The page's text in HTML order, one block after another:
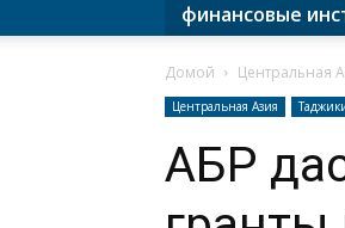
финансовые
Домой Центральная
Центральная Азия
АБР